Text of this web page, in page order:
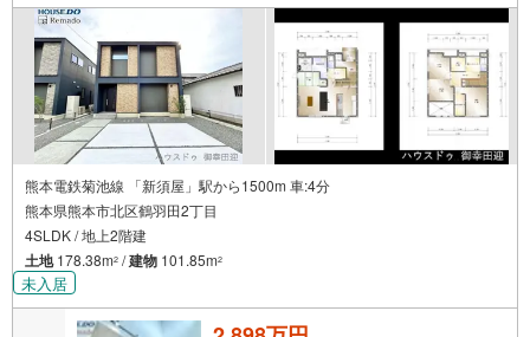
熊本電鉄菊池線 「新須屋」駅から1500m 車:4分
熊本県熊本市北区鶴羽田2丁目
4SLDK / 地上2階建
土地178.38m2 /建物 101.85m2
未入居